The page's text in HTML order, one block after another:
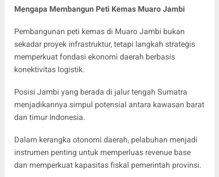
Mengapa Membangun Peti Kemas Muaro Jambi
Pembangunan peti kemas di Muaro Jambi bukan
sekadar proyek infrastruktur, tetapi langkah strategis
memperkuat fondasi ekonomi daerah berbasis
konektivitas logistik.
Posisi Jambi yang berada di jalur tengah Sumatra
menjadikannya simpul potensial antara kawasan barat
dan timur Indonesia.
Dalam kerangka otonomi daerah, pelabuhan menjadi
instrumen penting untuk memperluas revenue base
dan memperkuat kapasitas fiskal pemerintah provinsi.